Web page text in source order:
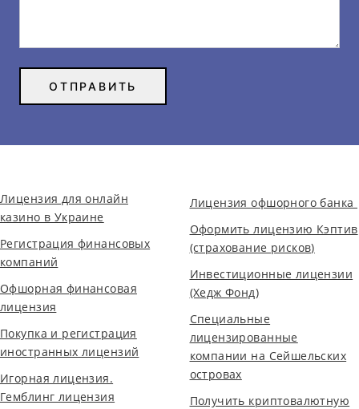
Лицензия для онлайн
казино в Украине
Регистрация финансовых
компаний
Офшорная финансовая
лицензия
Покупка и регистрация
иностранных лицензий
Игорная лицензия.
Гемблинг лицензия
Лицензия офшорного банка
Оформить лицензию Кэптив
(страхование рисков)
Инвестиционные лицензии
(Хедж Фонд)
Специальные
лицензированные
компании на Сейшельских
островах
Получить криптовалютную